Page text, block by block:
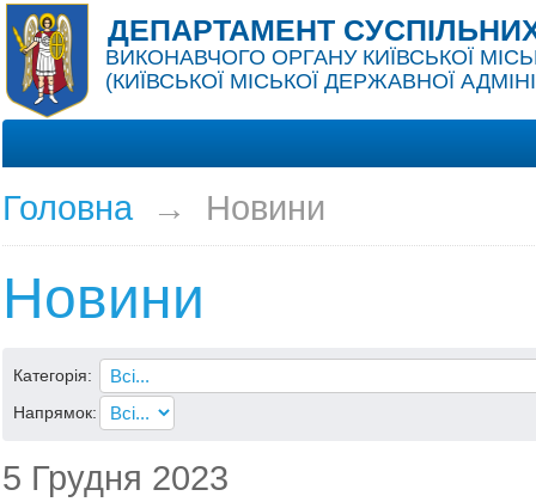
ДЕПАРТАМЕНТ
ВИКОНАВЧОГО ОРГАНУ КИЇВСЬКОЇ
(КИЇВСЬКОЇ МІСЬКОЇ ДЕРЖАВНОЇ
Головна→ Новини
Новини
Категорія:
Напрямок:
5 Грудня 2023